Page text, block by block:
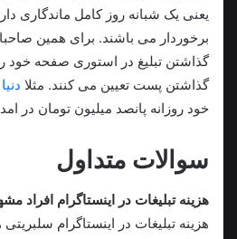
یعنی یک شبانه روز کامل ماندگاری
برخوردار می باشند. برای همین
گذاشتن تبلیغ در استوری صفحه خود
گذاشتن پست تعیین می کنند. مثلا
خود روزانه پانصد میلیون تومان در
سوالات متداول
هزینه تبلیغات در اینستاگرام افراد
هزینه تبلیغات در اینستاگرام سلبریتی